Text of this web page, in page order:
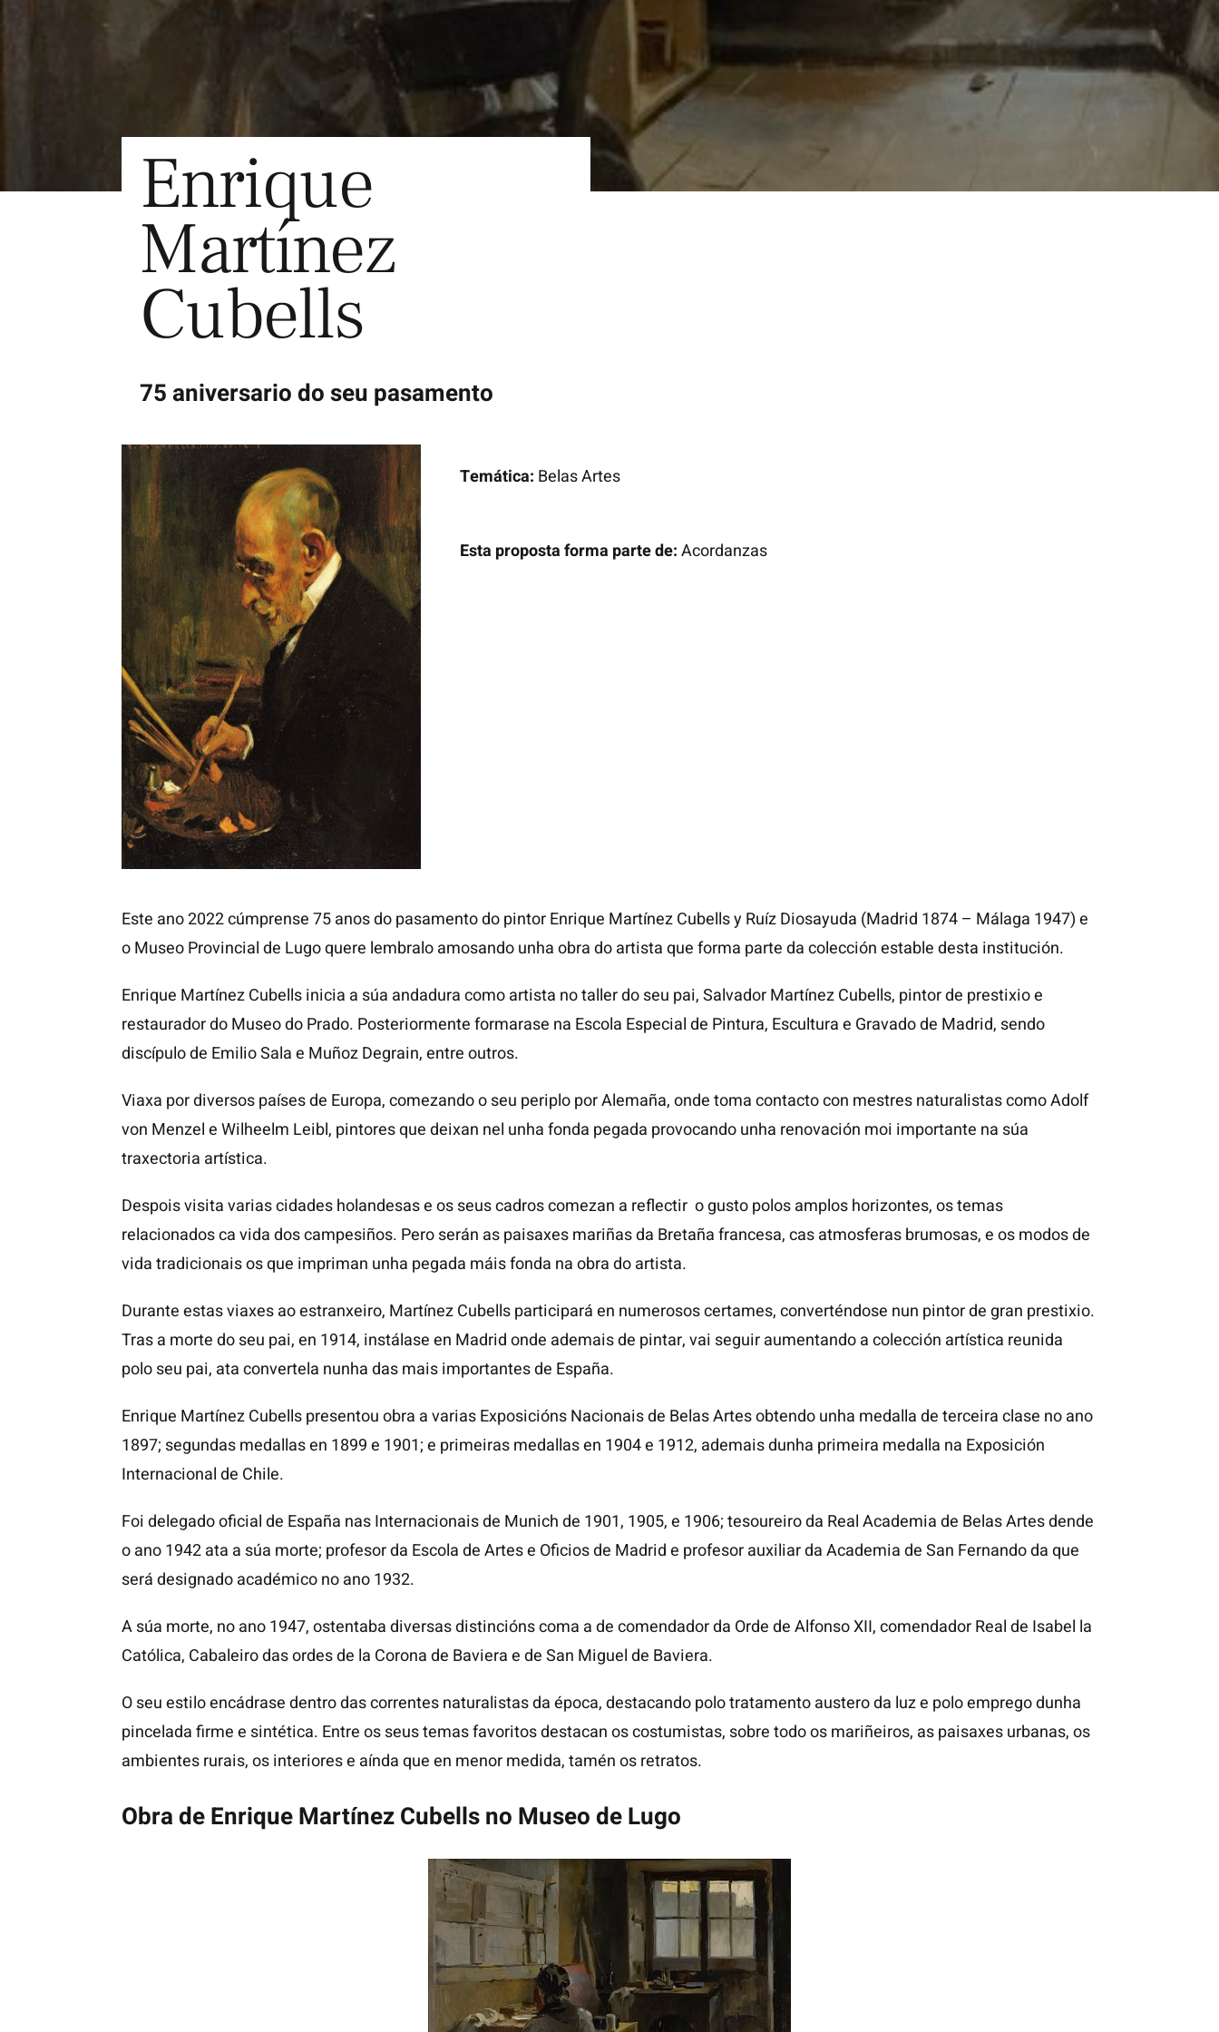
Enrique
Martínez
Cubells
75 aniversario do seu pasamento
Temática: Belas Artes
Esta proposta forma parte de:Acordanzas
Este ano 2022 cúmprense 75 anos do pasamento do pintor Enrique Martínez Cubells y Ruíz Diosayuda (Madrid 1874 – Málaga 1947) e
o Museo Provincial de Lugo quere lembralo amosando unha obra do artista que forma parte da colección estable desta institución.
Enrique Martínez Cubells inicia a súa andadura como artista no taller do seu pai, Salvador Martínez Cubells, pintor de prestixio e
restaurador do Museo do Prado. Posteriormente formarase na Escola Especial de Pintura, Escultura e Gravado de Madrid, sendo
discípulo de Emilio Sala e Muñoz Degrain, entre outros.
Viaxa por diversos países de Europa, comezando o seu periplo por Alemaña, onde toma contacto con mestres naturalistas como Adolf
von Menzel e Wilheelm Leibl, pintores que deixan nel unha fonda pegada provocando unha renovación moi importante na súa
traxectoria artística.
Despois visita varias cidades holandesas e os seus cadros comezan a reflectir o gusto polos amplos horizontes, os temas
relacionados ca vida dos campesiños. Pero serán as paisaxes mariñas da Bretaña francesa, cas atmosferas brumosas, e os modos de
vida tradicionais os que impriman unha pegada máis fonda na obra do artista.
Durante estas viaxes ao estranxeiro, Martínez Cubells participará en numerosos certames, converténdose nun pintor de gran prestixio.
Tras a morte do seu pai, en 1914, instálase en Madrid onde ademais de pintar, vai seguir aumentando a colección artística reunida
polo seu pai, ata convertela nunha das mais importantes de España.
Enrique Martínez Cubells presentou obra a varias Exposicións Nacionais de Belas Artes obtendo unha medalla de terceira clase no ano
1897; segundas medallas en 1899 e 1901; e primeiras medallas en 1904 e 1912, ademais dunha primeira medalla na Exposición
Internacional de Chile.
Foi delegado oficial de España nas Internacionais de Munich de 1901, 1905, e 1906; tesoureiro da Real Academia de Belas Artes dende
o ano 1942 ata a súa morte; profesor da Escola de Artes e Oficios de Madrid e profesor auxiliar da Academia de San Fernando da que
será designado académico no ano 1932.
A súa morte, no ano 1947, ostentaba diversas distincións coma a de comendador da Orde de Alfonso XII, comendador Real de Isabel la
Católica, Cabaleiro das ordes de la Corona de Baviera e de San Miguel de Baviera.
O seu estilo encádrase dentro das correntes naturalistas da época, destacando polo tratamento austero da luz e polo emprego dunha
pincelada firme e sintética. Entre os seus temas favoritos destacan os costumistas, sobre todo os mariñeiros, as paisaxes urbanas, os
ambientes rurais, os interiores e aínda que en menor medida, tamén os retratos.
Obra de Enrique Martínez Cubells no Museo de Lugo